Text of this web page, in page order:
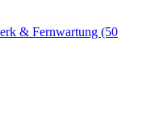
& Fernwartung (50